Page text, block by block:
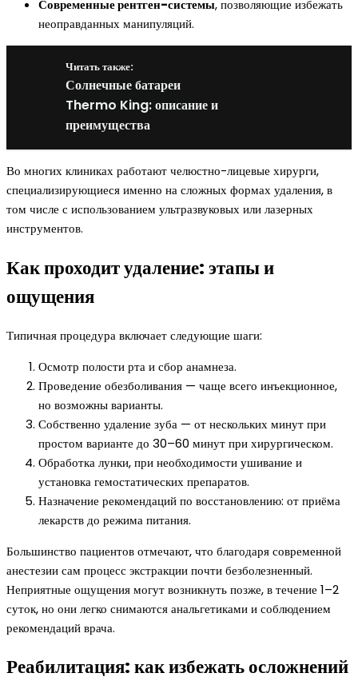
Современные рентген-системы, позволяющие избежать
неоправданных манипуляций.
Читать также:
Солнечные батареи
Thermo King: описание и
преимущества
Во многих клиниках работают челюстно-лицевые хирурги,
специализирующиеся именно на сложных формах удаления, в
том числе с использованием ультразвуковых или лазерных
инструментов.
Как проходит удаление: этапы и
ощущения
Типичная процедура включает следующие шаги:
Осмотр полости рта и сбор анамнеза.
Проведение обезболивания — чаще всего инъекционное,
но возможны варианты.
Собственно удаление зуба — от нескольких минут при
простом варианте до 30–60 минут при хирургическом.
Обработка лунки, при необходимости ушивание и
установка гемостатических препаратов.
Назначение рекомендаций по восстановлению: от приёма
лекарств до режима питания.
Большинство пациентов отмечают, что благодаря современной
анестезии сам процесс экстракции почти безболезненный.
Неприятные ощущения могут возникнуть позже, в течение 1–2
суток, но они легко снимаются анальгетиками и соблюдением
рекомендаций врача.
Реабилитация: как избежать осложнений